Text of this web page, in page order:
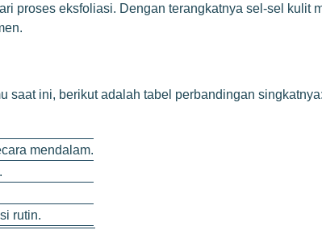
proses eksfoliasi. Dengan terangkatnya sel-sel kulit
saat ini, berikut adalah tabel perbandingan singkatnya:
mendalam.
rutin.